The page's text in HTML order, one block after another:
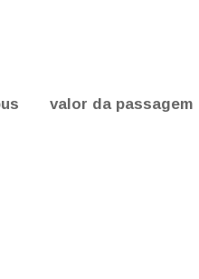
valor da passagem